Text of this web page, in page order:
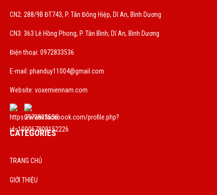
CN2: 288/9B ĐT743, P. Tân Đông Hiệp, Dĩ An, Bình Dương
CN3: 363 Lê Hồng Phong, P. Tân Bình, Dĩ An, Bình Dương
Điện thoại: 0972833536
E-mail: phanduy11004@gmail.com
Website: voxemiennam.com
CATEGORIES
TRANG CHỦ
GIỚI THIỆU